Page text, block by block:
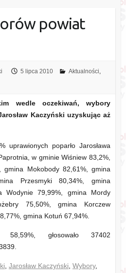
powiat
5 lipca 2010 Aktualności,
wedle oczekiwań, wybory
Kaczyński uzyskując aż
uprawionych poparło Jarosława
w gminie Wiśniew 83,2%,
gmina Mokobody 82,61%, gmina
Przesmyki 80,34%, gmina
Wodynie 79,99%, gmina Mordy
75,50%, gmina Korczew
gmina Kotuń 67,94%.
58,59%, głosowało 37402
, Jarosław Kaczyński, Wybory,